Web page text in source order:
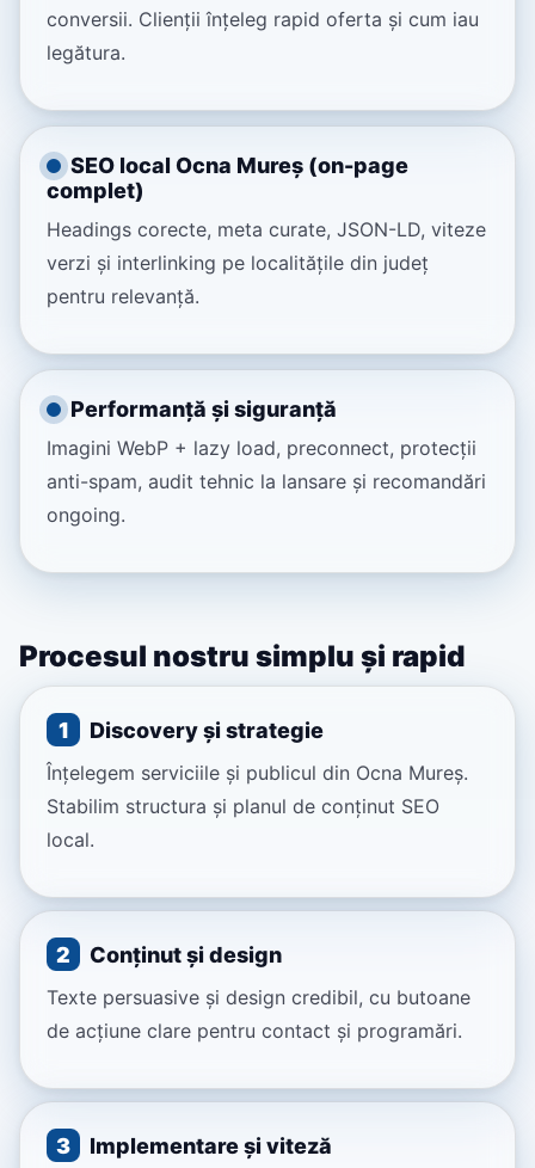
conversii. Clienții înțeleg rapid oferta și cum iau
legătura.
SEO local Ocna Mureș (on-page
complet)
Headings corecte, meta curate, JSON-LD, viteze
verzi și interlinking pe localitățile din județ
pentru relevanță.
Performanță și siguranță
Imagini WebP + lazy load, preconnect, protecții
anti-spam, audit tehnic la lansare și recomandări
ongoing.
Procesul nostru simplu și rapid
1 Discovery și strategie
Înțelegem serviciile și publicul din Ocna Mureș.
Stabilim structura și planul de conținut SEO
local.
2 Conținut și design
Texte persuasive și design credibil, cu butoane
de acțiune clare pentru contact și programări.
3 Implementare și viteză